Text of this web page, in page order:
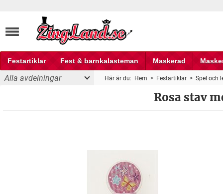
Festartiklar Fest & barnkalasteman Maskerad
Fest och partyprylar
Alla avdelningar Här är du: Hem > Festartiklar > Spel och
Rosa stav